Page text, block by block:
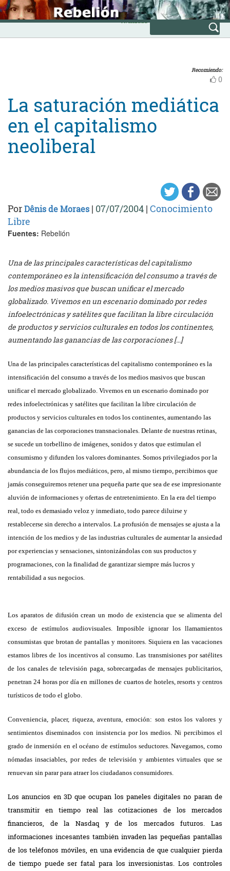
Skip
to
content
INICIO
Avanzada
Recomiendo:
0
La saturación mediática
en el capitalismo
neoliberal
PorDênis de Moraes | 07/07/2004 | Conocimiento
Libre
Fuentes: Rebelión
Una de las principales características del capitalismo
contemporáneo es la intensificación del consumo a través de
los medios masivos que buscan unificar el mercado
globalizado. Vivemos en un escenario dominado por redes
infoelectrónicas y satélites que facilitan la libre circulación
de productos y servicios culturales en todos los continentes,
aumentando las ganancias de las corporaciones […]
Una de las principales características del capitalismo contemporáneo es la
intensificación del consumo a través de los medios masivos que buscan
unificar el mercado globalizado. Vivemos en un escenario dominado por
redes infoelectrónicas y satélites que facilitan la libre circulación de
productos y servicios culturales en todos los continentes, aumentando las
ganancias de las corporaciones transnacionales. Delante de nuestras retinas,
se sucede un torbellino de imágenes, sonidos y datos que estimulan el
consumismo y difunden los valores dominantes. Somos privilegiados por la
abundancia de los flujos mediáticos, pero, al mismo tiempo, percibimos que
jamás conseguiremos retener una pequeña parte que sea de ese impresionante
aluvión de informaciones y ofertas de entretenimiento. En la era del tiempo
real, todo es demasiado veloz y inmediato, todo parece diluirse y
restablecerse sin derecho a intervalos. La profusión de mensajes se ajusta a la
intención de los medios y de las industrias culturales de aumentar la ansiedad
por experiencias y sensaciones, sintonizándolas con sus productos y
programaciones, con la finalidad de garantizar siempre más lucros y
rentabilidad a sus negocios.
Los aparatos de difusión crean un modo de existencia que se alimenta del
exceso de estímulos audiovisuales. Imposible ignorar los llamamientos
consumistas que brotan de pantallas y monitores. Siquiera en las vacaciones
estamos libres de los incentivos al consumo. Las transmisiones por satélites
de los canales de televisión paga, sobrecargadas de mensajes publicitarios,
penetran 24 horas por día en millones de cuartos de hoteles, resorts y centros
turísticos de todo el globo.
Conveniencia, placer, riqueza, aventura, emoción: son estos los valores y
sentimientos diseminados con insistencia por los medios. Ni percibimos el
grado de inmersión en el océano de estímulos seductores. Navegamos, como
nómadas insaciables, por redes de televisión y ambientes virtuales que se
renuevan sin parar para atraer los ciudadanos consumidores.
Los anuncios en 3D que ocupan los paneles digitales no paran de
transmitir en tiempo real las cotizaciones de los mercados
financieros, de la Nasdaq y de los mercados futuros. Las
informaciones incesantes también invaden las pequeñas pantallas
de los teléfonos móviles, en una evidencia de que cualquier pierda
de tiempo puede ser fatal para los inversionistas. Los controles